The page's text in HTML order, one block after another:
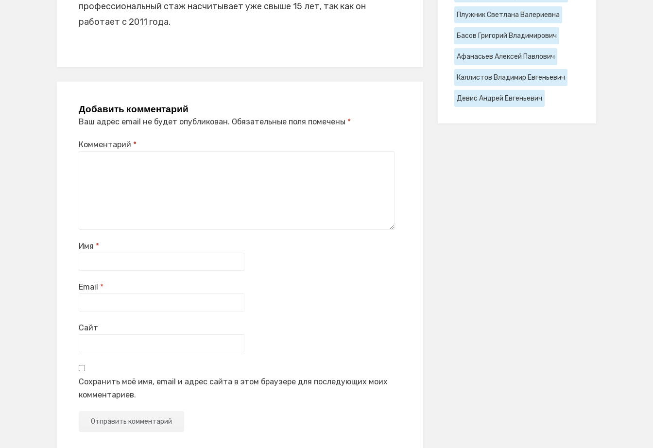
профессиональный стаж насчитывает уже свыше 15 лет, так как он
работает с 2011 года.
Добавить комментарий
Ваш адрес email не будет опубликован. Обязательные поля помечены *
Комментарий *
Имя *
Email *
Сайт
Сохранить моё имя, email и адрес сайта в этом браузере для последующих моих
комментариев.
Плужник Светлана Валериевна
Басов Григорий Владимирович
Афанасьев Алексей Павлович
Каллистов Владимир Евгеньевич
Девис Андрей Евгеньевич